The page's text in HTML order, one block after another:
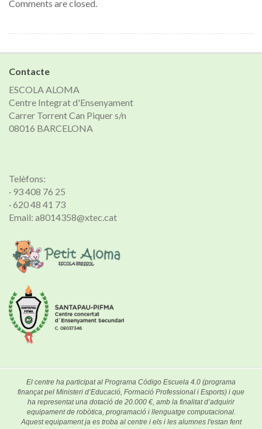
Comments are closed.
Contacte
ESCOLA ALOMA
Centre Integrat d'Ensenyament
Carrer Torrent Can Piquer s/n
08016 BARCELONA
Telèfons:
· 93 408 76 25
· 620 48 41 73
Email: a8014358@xtec.cat
El centre ha participat al Programa Código Escuela 4.0 (programa
finançat pel Ministeri d’Educació, Formació Professional i Esports) i que
ha representat una dotació de 20.000 €, amb la finalitat d’adquirir
equipament de robòtica, programació i llenguatge computacional.
Aquest equipament ja es troba al centre i els i les alumnes l'estan fent